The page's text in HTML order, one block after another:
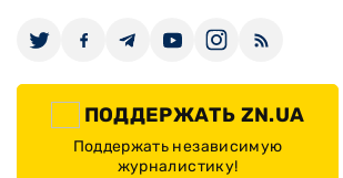
ПОДДЕРЖАТЬ ZN.UA
Поддержать независимую
журналистику!